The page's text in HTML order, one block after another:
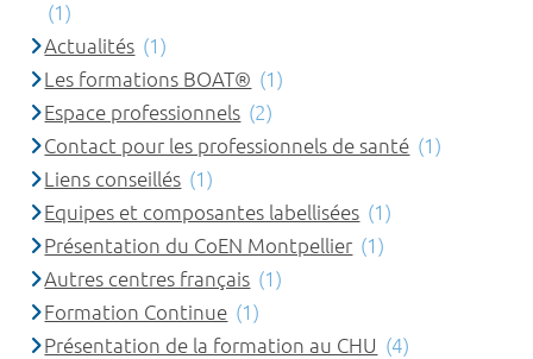
(1)
Actualités (1)
Les formations BOAT® (1)
Espace professionnels (2)
Contact pour les professionnels de santé (1)
Liens conseillés (1)
Equipes et composantes labellisées (1)
Présentation du CoEN Montpellier (1)
Autres centres français (1)
Formation Continue (1)
Présentation de la formation au CHU (4)